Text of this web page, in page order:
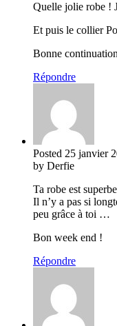
Quelle jolie robe !
Et puis le collier
Bonne
Répondre
Posted 25 janvier
by Derfie
Ta robe est
Il n’y a pas si
peu grâce à toi …
Bon week end !
Répondre